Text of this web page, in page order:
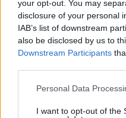
your opt-out. You may
disclosure of your personal
IAB’s list of downstream
also be disclosed by us to
Downstream Participants
Please note that this
not limited to your visit or
Personal Data
I want to opt-out of the
ελληνικό
Οι ελληνικές
αντεπίθεση
αντίκρισαν νεκρούς
εγκαταλελειμμένο